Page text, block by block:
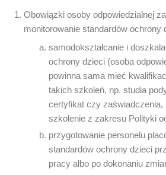
Obowiązki osoby odpowiedzialnej
monitorowanie standardów ochrony
samodokształcanie i
ochrony dzieci (osoba
powinna sama mieć
takich szkoleń, np. studia
certyfikat czy zaświadczenia,
szkolenie z zakresu Polityki
przygotowanie personelu
standardów ochrony dzieci
pracy albo po dokonaniu